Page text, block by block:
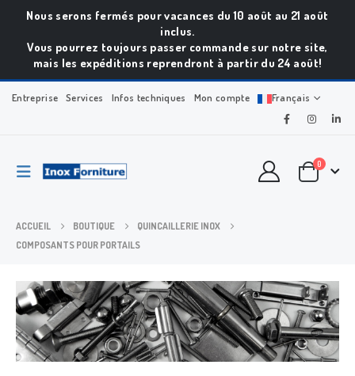
Nous serons fermés pour vacances du 10 août au 21 août
inclus.
Vous pourrez toujours passer commande sur notre site,
mais les expéditions reprendront à partir du 24 août!
Entreprise Services Infos techniques Mon compte Français
0
ACCUEIL BOUTIQUE
QUINCAILLERIE INOX
COMPOSANTS POUR PORTAILS